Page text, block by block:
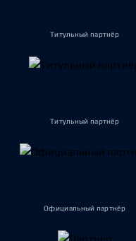
Титульный партнёр
Титульный партнёр
Официальный партнёр